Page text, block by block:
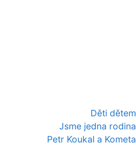
Děti dětem
Jsme jedna rodina
Petr Koukal a Kometa